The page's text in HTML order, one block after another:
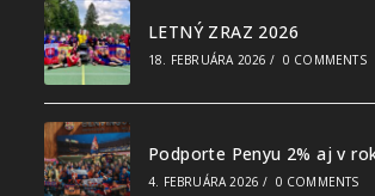
LETNÝ ZRAZ 2026
18. FEBRUÁRA 2026 / 0 COMMENTS
Podporte Penyu 2% aj v
4. FEBRUÁRA 2026 / 0 COMMENTS